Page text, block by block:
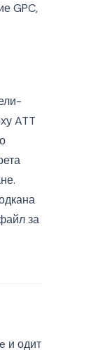
GPC,
ATT
за
и одит